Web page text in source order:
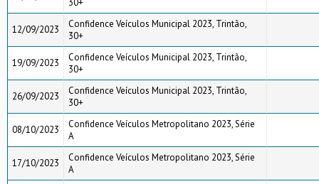
30+
12/09/2023
Confidence Veículos Municipal 2023, Trintão,
30+
19/09/2023
Confidence Veículos Municipal 2023, Trintão,
30+
26/09/2023
Confidence Veículos Municipal 2023, Trintão,
30+
08/10/2023
Confidence Veículos Metropolitano 2023, Série
A
17/10/2023
Confidence Veículos Metropolitano 2023, Série
A